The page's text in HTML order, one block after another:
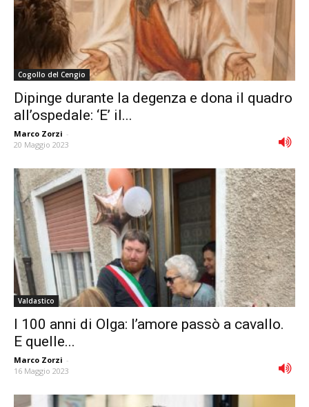
Cogollo del Cengio
Dipinge durante la degenza e dona il quadro
all’ospedale: ‘E’ il...
Marco Zorzi -
20 Maggio 2023
Valdastico
I 100 anni di Olga: l’amore passò a cavallo.
E quelle...
Marco Zorzi -
16 Maggio 2023